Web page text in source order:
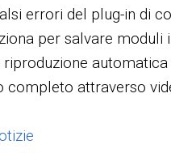
errori del plug-in di
per salvare moduli
completo attraverso